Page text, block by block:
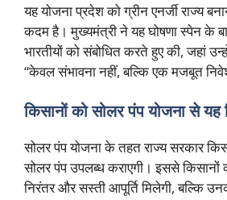
यह योजना प्रदेश को ग्रीन एनर्जी राज्य
कदम है। मुख्यमंत्री ने यह घोषणा स्पेन के
भारतीयों को संबोधित करते हुए की, जहां
“केवल संभावना नहीं, बल्कि एक मजबूत
किसानों को सोलर पंप योजना से यह
सोलर पंप योजना के तहत राज्य सरकार
सोलर पंप उपलब्ध कराएगी। इससे
निरंतर और सस्ती आपूर्ति मिलेगी, बल्कि